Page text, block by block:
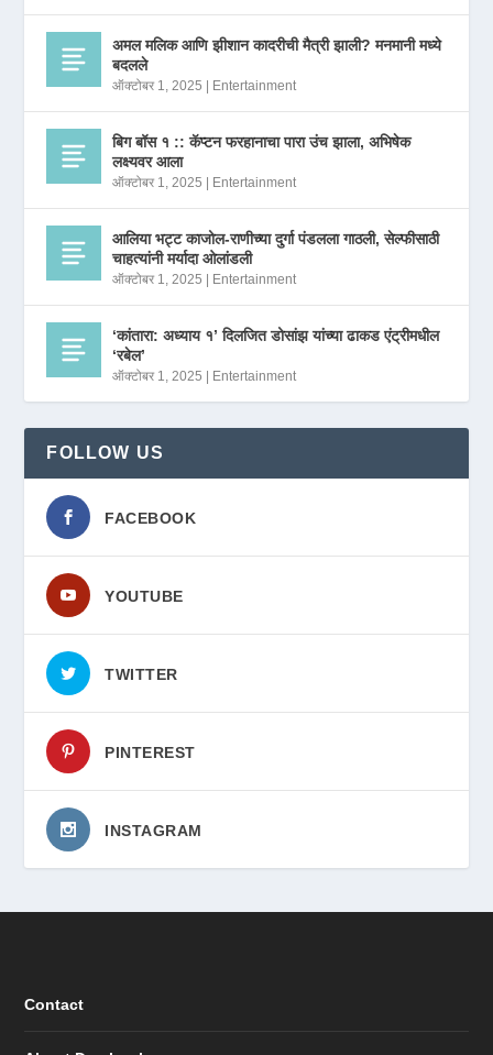
अमल मलिक आणि झीशान कादरीची मैत्री झाली? मनमानी मध्ये
बदलले
ऑक्टोबर 1, 2025 Entertainment
बिग बॉस १ :: कॅप्टन फरहानाचा पारा उंच झाला, अभिषेक
लक्ष्यवर आला
ऑक्टोबर 1, 2025 Entertainment
आलिया भट्ट काजोल-राणीच्या दुर्गा पंडलला गाठली, सेल्फीसाठी
चाहत्यांनी मर्यादा ओलांडली
ऑक्टोबर 1, 2025 Entertainment
‘कांतारा: अध्याय १’ दिलजित डोसांझ यांच्या ढाकड एंट्रीमधील
‘रबेल’
ऑक्टोबर 1, 2025 Entertainment
FOLLOW US
FACEBOOK
YOUTUBE
TWITTER
PINTEREST
INSTAGRAM
Contact